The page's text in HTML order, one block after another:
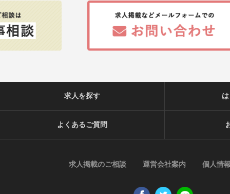
求人を探す
よくあるご質問
求人掲載のご相談 運営会社案内 個人情